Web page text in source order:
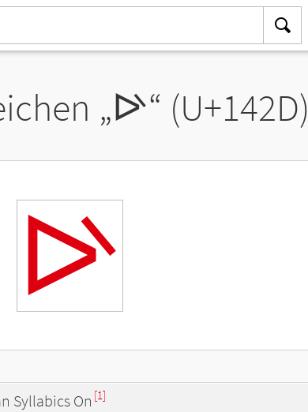
„ᐭ“ (U+142D)
ᐭ
Syllabics On [1]